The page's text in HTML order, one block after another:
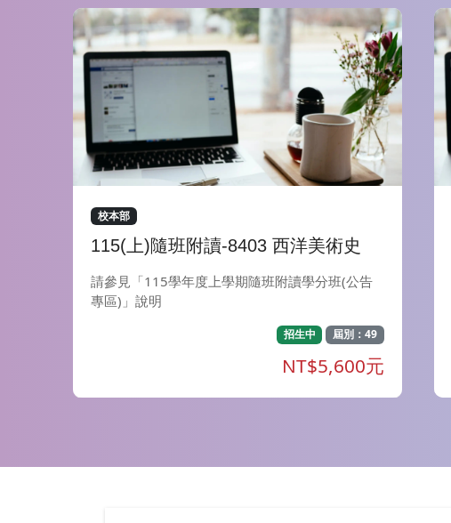
校本部
115(上)隨班附讀-8403 西洋美術史
請參見「115學年度上學期隨班附讀學分班(公告
專區)」說明
招生中 屆別：49
NT$5,600元